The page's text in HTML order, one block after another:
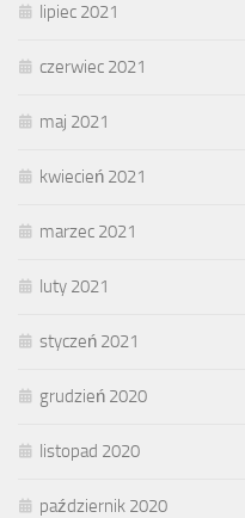
lipiec 2021
czerwiec 2021
maj 2021
kwiecień 2021
marzec 2021
luty 2021
styczeń 2021
grudzień 2020
listopad 2020
październik 2020